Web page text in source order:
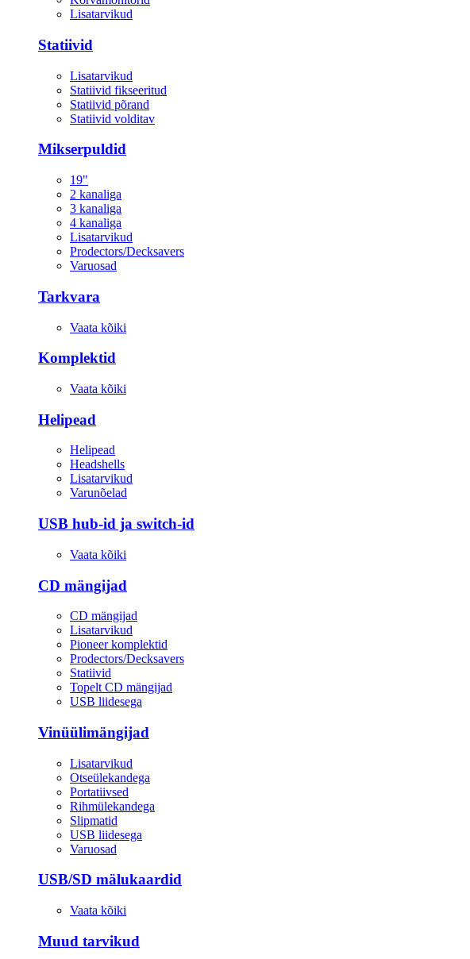
Lisatarvikud
Statiivid
Lisatarvikud
Statiivid fikseeritud
Statiivid põrand
Statiivid volditav
Mikserpuldid
19"
2 kanaliga
3 kanaliga
4 kanaliga
Lisatarvikud
Prodectors/Decksavers
Varuosad
Tarkvara
Vaata kõiki
Komplektid
Vaata kõiki
Helipead
Helipead
Headshells
Lisatarvikud
Varunõelad
USB hub-id ja switch-id
Vaata kõiki
CD mängijad
CD mängijad
Lisatarvikud
Pioneer komplektid
Prodectors/Decksavers
Statiivid
Topelt CD mängijad
USB liidesega
Vinüülimängijad
Lisatarvikud
Otseülekandega
Portatiivsed
Rihmülekandega
Slipmatid
USB liidesega
Varuosad
USB/SD mälukaardid
Vaata kõiki
Muud tarvikud